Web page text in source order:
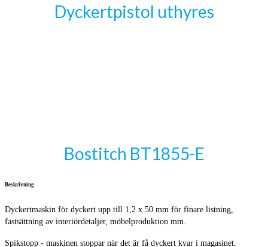
Dyckertpistol uthyres
Bostitch BT1855-E
Beskrivning
Dyckertmaskin för dyckert upp till 1,2 x 50 mm för finare listning,
fastsättning av interiördetaljer, möbelproduktion mm.
Spikstopp - maskinen stoppar när det är få dyckert kvar i magasinet.